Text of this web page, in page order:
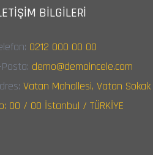
BILGILERI
0212 000 00 00
Posta: demo@demoincele.com
Vatan Mahallesi, Vatan Sokak
00 / 00 İstanbul / TÜRKİYE